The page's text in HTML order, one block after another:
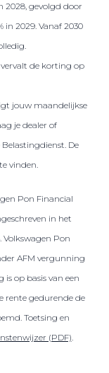
2028, gevolgd door
in 2029. Vanaf 2030
vervalt de korting op
jouw maandelijkse
je dealer of
De
te vinden.
Pon Financial
in het
Volkswagen Pon
AFM vergunning
op basis van een
rente gedurende de
Toetsing en
(PDF).